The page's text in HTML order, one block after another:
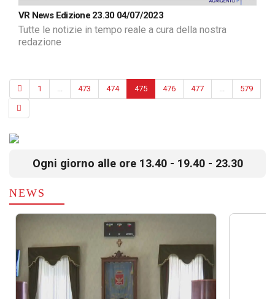
VR News Edizione 23.30 04/07/2023
Tutte le notizie in tempo reale a cura della nostra
redazione
1 473 474 475 476 477 579
Ogni giorno alle ore 13.40 - 19.40 - 23.30
NEWS